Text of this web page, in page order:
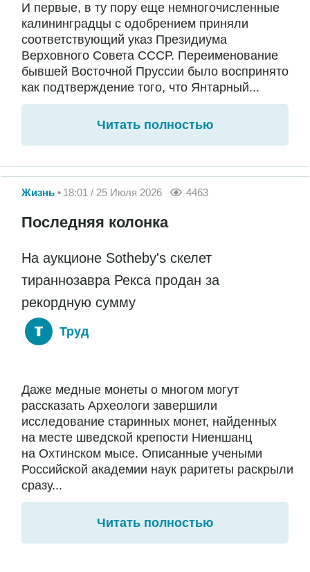
И первые, в ту пору еще немногочисленные
калининградцы с одобрением приняли
соответствующий указ Президиума
Верховного Совета СССР. Переименование
бывшей Восточной Пруссии было воспринято
как подтверждение того, что Янтарный...
Читать полностью
Жизнь 18:01 / 25 Июля 2026 4463
Последняя колонка
На аукционе Sotheby's скелет
тираннозавра Рекса продан за
рекордную сумму
Труд
Даже медные монеты о многом могут
рассказать Археологи завершили
исследование старинных монет, найденных
на месте шведской крепости Ниеншанц
на Охтинском мысе. Описанные учеными
Российской академии наук раритеты раскрыли
сразу...
Читать полностью